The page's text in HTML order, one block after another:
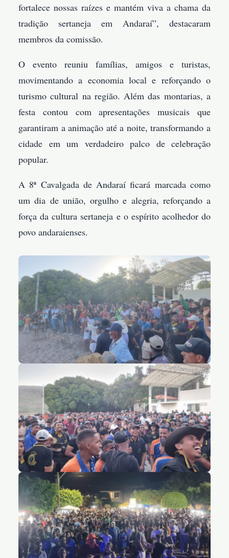
fortalece nossas raízes e mantém viva a chama da
tradição sertaneja em Andaraí”, destacaram
membros da comissão.
O evento reuniu famílias, amigos e turistas,
movimentando a economia local e reforçando o
turismo cultural na região. Além das montarias, a
festa contou com apresentações musicais que
garantiram a animação até a noite, transformando a
cidade em um verdadeiro palco de celebração
popular.
A 8ª Cavalgada de Andaraí ficará marcada como
um dia de união, orgulho e alegria, reforçando a
força da cultura sertaneja e o espírito acolhedor do
povo andaraienses.